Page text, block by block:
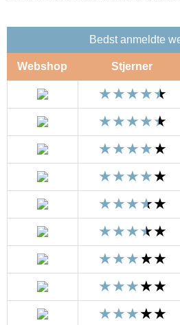
Bedst anmeldte
Webshop Stjerner